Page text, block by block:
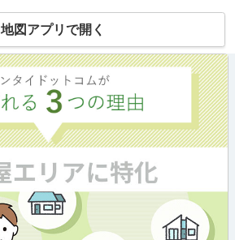
地図アプリで開く